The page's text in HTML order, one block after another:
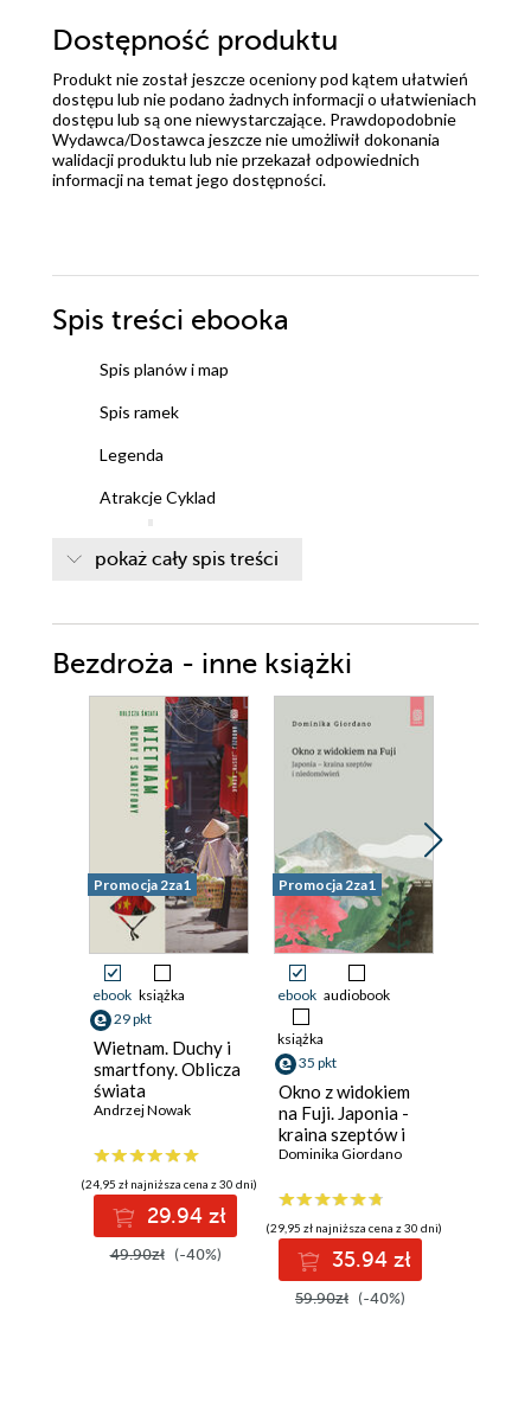
Dostępność produktu
Produkt nie został jeszcze oceniony pod kątem ułatwień
dostępu lub nie podano żadnych informacji o ułatwieniach
dostępu lub są one niewystarczające. Prawdopodobnie
Wydawca/Dostawca jeszcze nie umożliwił dokonania
walidacji produktu lub nie przekazał odpowiednich
informacji na temat jego dostępności.
Spis treści ebooka
Spis planów i map
Spis ramek
Legenda
Atrakcje Cyklad
Cuda natury
Informacje praktyczne
Wybór czasu podróży
Mapy
Słowniki i rozmówki
Przepisy wizowe
Ubezpieczenie
Dojazd
Na miejscu
Komunikacja
Pomiędzy
Noclegi
Wyżywienie
Aktywny wypoczynek
Informator AZ
Informacje krajoznawcze
Krajoznawcze ABC
Krajobrazy
Klimat
Przyroda
pokaż cały spis treści
Bezdroża - inne książki
Promocja 2za1
ebook książka
29 pkt
Wietnam. Duchy i
smartfony. Oblicza
świata
Andrzej Nowak
(24,95 zł najniższa cena z 30 dni)
29.94 zł
49.90zł (-40%)
Promocja 2za1
ebook audiobook
książka
35 pkt
Okno z widokiem
na Fuji. Japonia -
kraina szeptów i
niedomówień
Dominika Giordano
(29,95 zł najniższa cena z 30 dni)
35.94 zł
59.90zł (-40%)